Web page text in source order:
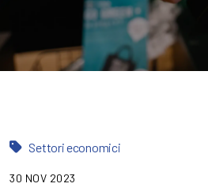
30 NOV 2023
Settori economici